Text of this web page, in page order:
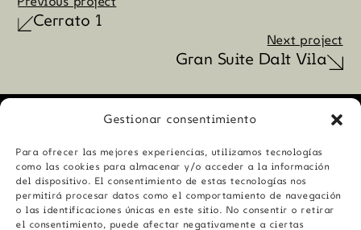
Gestionar consentimiento
Para ofrecer las mejores experiencias, utilizamos tecnologías
como las cookies para almacenar y/o acceder a la información
del dispositivo. El consentimiento de estas tecnologías nos
permitirá procesar datos como el comportamiento de navegación
o las identificaciones únicas en este sitio. No consentir o retirar
el consentimiento, puede afectar negativamente a ciertas
Cerrato 1
Next project
Gran Suite Dalt Vila
Projects
Projects
About us
About us
Contact us